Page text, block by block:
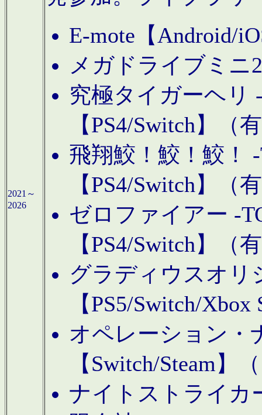
2021～
2026
E-mote【Android/
メガドライブミニ
究極タイガーヘリ
【PS4/Switch】（
飛翔鮫！鮫！鮫！
【PS4/Switch】（
ゼロファイアー -
【PS4/Switch】（
グラディウスオリ
【PS5/Switch/
オペレーション・
【Switch/Steam】
ナイトストライカ